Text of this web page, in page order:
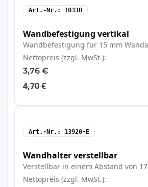
Art.-Nr. 10330
Wandbefestigung vertikal
Wandbefestigung für 15 mm
Nettopreis (zzgl. MwSt.)
3,76 €
4,70 €
Art.-Nr. 13920-E
Wandhalter verstellbar
Verstellbar in einem Abstand von
Nettopreis (zzgl. MwSt.)